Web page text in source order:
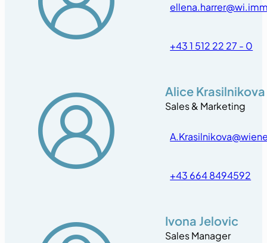
+43 1 512 22 27 - 0
Alice Krasilnikova
Sales & Marketing
+43 664 8494592
Ivona Jelovic
Sales Manager